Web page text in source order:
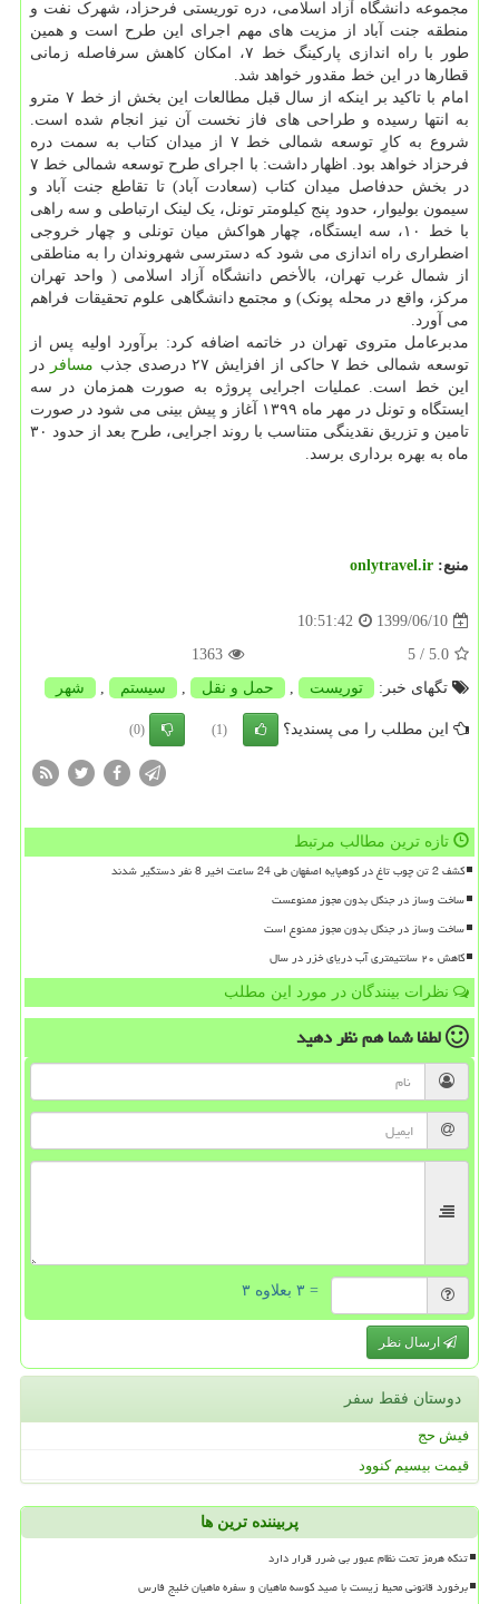
مجموعه دانشگاه آزاد اسلامی، دره توریستی فرحزاد، شهرک نفت و
منطقه جنت آباد از مزیت های مهم اجرای این طرح است و همین
طور با راه اندازی پارکینگ خط ۷، امکان کاهش سرفاصله زمانی
قطارها در این خط مقدور خواهد شد.
امام با تاکید بر اینکه از سال قبل مطالعات این بخش از خط ۷ مترو
به انتها رسیده و طراحی های فاز نخست آن نیز انجام شده است.
شروع به کارِ توسعه شمالی خط ۷ از میدان کتاب به سمت دره
فرحزاد خواهد بود. اظهار داشت: با اجرای طرح توسعه شمالی خط ۷
در بخش حدفاصل میدان کتاب (سعادت آباد) تا تقاطع جنت آباد و
سیمون بولیوار، حدود پنج کیلومتر تونل، یک لینک ارتباطی و سه راهی
با خط ۱۰، سه ایستگاه، چهار هواکش میان تونلی و چهار خروجی
اضطراری راه اندازی می شود که دسترسی شهروندان را به مناطقی
از شمال غرب تهران، بالأخص دانشگاه آزاد اسلامی ( واحد تهران
مرکز، واقع در محله پونک) و مجتمع دانشگاهی علوم تحقیقات فراهم
می آورد.
مدبرعامل متروی تهران در خاتمه اضافه کرد: برآورد اولیه پس از
توسعه شمالی خط ۷ حاکی از افزایش ۲۷ درصدی جذب
مسافر در
این خط است. عملیات اجرایی پروژه به صورت همزمان در سه
ایستگاه و تونل در مهر ماه ۱۳۹۹ آغاز و پیش بینی می شود در صورت
تامین و تزریق نقدینگی متناسب با روند اجرایی، طرح بعد از حدود ۳۰
ماه به بهره برداری برسد.
منبع: onlytravel.ir
1399/06/10
10:51:42
5.0
/ 5
1363
تگهای خبر:
توریست , حمل و نقل , سیستم , شهر
این مطلب را می پسندید؟ (1)
(0)
تازه ترین مطالب مرتبط
کشف 2 تن چوب تاغ در کوهپایه اصفهان طی 24 ساعت اخیر 8 نفر دستگیر شدند
ساخت وساز در جنگل بدون مجوز ممنوعست
ساخت وساز در جنگل بدون مجوز ممنوع است
کاهش ۲۰ سانتیمتری آب دریای خزر در سال
نظرات بینندگان در مورد این مطلب
لطفا شما همنظر دهید
= ۳ بعلاوه ۳
ارسال نظر
دوستان فقط سفر
فیش حج
قیمت بیسیم کنوود
پربیننده ترین ها
تنگه هرمز تحت نظام عبور بی ضرر قرار دارد
برخورد قانونی محیط زیست با صید کوسه ماهیان و سفره ماهیان خلیج فارس